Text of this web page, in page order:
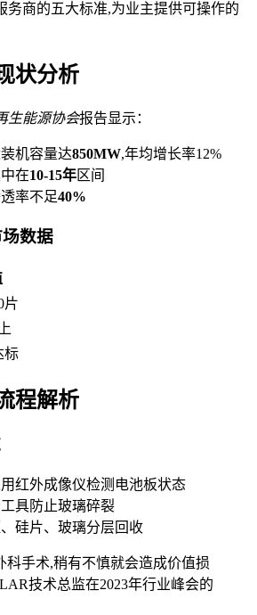
务商的五大标准,为业主提供可操作的
状分析
生能源协会报告显示：
机容量达850MW,年均增长率12%
在10-15年区间
率不足40%
数据
片
标
程解析
用红外成像仪检测电池板状态
具防止玻璃碎裂
硅片、玻璃分层回收
科手术,稍有不慎就会造成价值损
技术总监在2023年行业峰会的